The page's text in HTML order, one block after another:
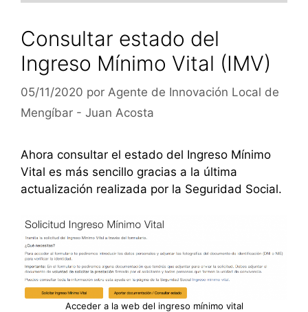
Consultar estado del
Ingreso Mínimo Vital (IMV)
05/11/2020 por Agente de Innovación Local de
Mengíbar - Juan Acosta
Ahora consultar el estado del Ingreso Mínimo
Vital es más sencillo gracias a la última
actualización realizada por la Seguridad Social.
Acceder a la web del ingreso mínimo vital